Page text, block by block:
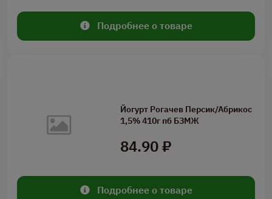
Подробнее о товаре
Йогурт Рогачев Персик/Абрикос
1,5% 410г пб БЗМЖ
84.90 ₽
Подробнее о товаре